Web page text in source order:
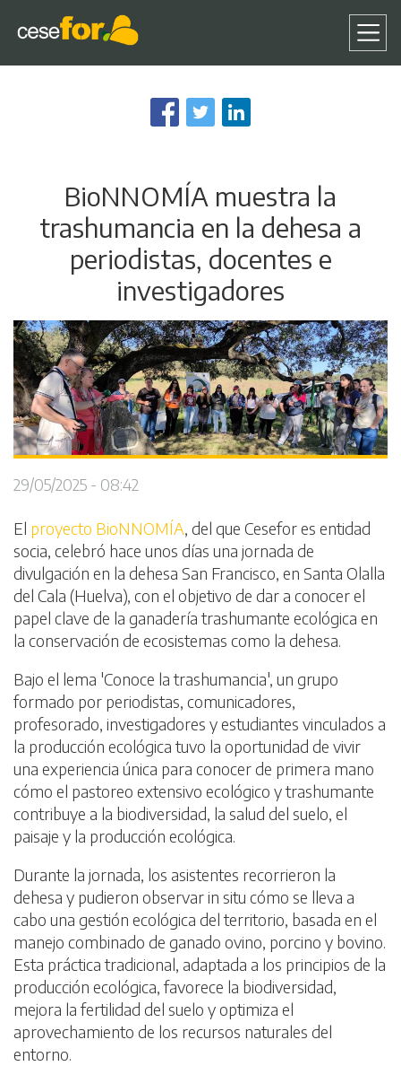
al
contenido
BioNNOMÍA muestra la
trashumancia en la dehesa a
periodistas, docentes e
investigadores
29/05/2025 - 08:42
El proyecto BioNNOMÍA, del que Cesefor es entidad
socia, celebró hace unos días una jornada de
divulgación en la dehesa San Francisco, en Santa Olalla
del Cala (Huelva), con el objetivo de dar a conocer el
papel clave de la ganadería trashumante ecológica en
la conservación de ecosistemas como la dehesa.
Bajo el lema 'Conoce la trashumancia', un grupo
formado por periodistas, comunicadores,
profesorado, investigadores y estudiantes vinculados a
la producción ecológica tuvo la oportunidad de vivir
una experiencia única para conocer de primera mano
cómo el pastoreo extensivo ecológico y trashumante
contribuye a la biodiversidad, la salud del suelo, el
paisaje y la producción ecológica.
Durante la jornada, los asistentes recorrieron la
dehesa y pudieron observar in situ cómo se lleva a
cabo una gestión ecológica del territorio, basada en el
manejo combinado de ganado ovino, porcino y bovino.
Esta práctica tradicional, adaptada a los principios de la
producción ecológica, favorece la biodiversidad,
mejora la fertilidad del suelo y optimiza el
aprovechamiento de los recursos naturales del
entorno.